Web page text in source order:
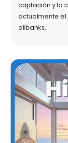
captación y la
actualmente
allbanks.